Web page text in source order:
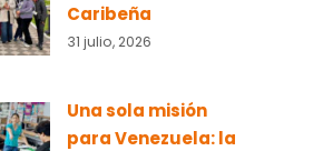
Caribeña
31 julio, 2026
Una sola misión
para Venezuela: la